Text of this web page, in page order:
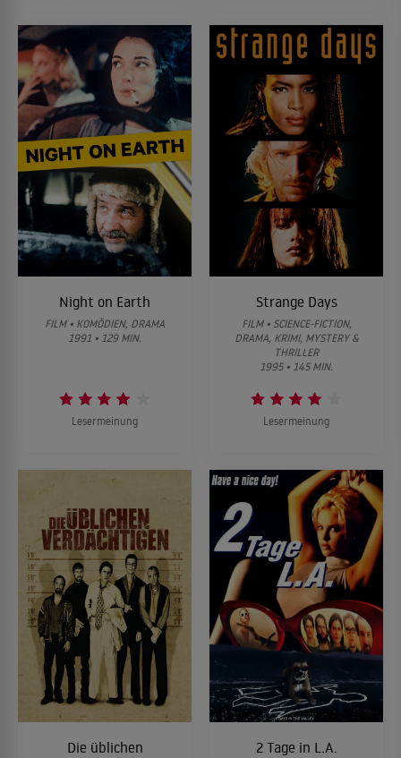
Night on Earth
FILM • KOMÖDIEN, DRAMA
1991 • 129 MIN.
Lesermeinung
Strange Days
FILM • SCIENCE-FICTION,
DRAMA, KRIMI, MYSTERY &
THRILLER
1995 • 145 MIN.
Lesermeinung
Die üblichen
2 Tage in L.A.